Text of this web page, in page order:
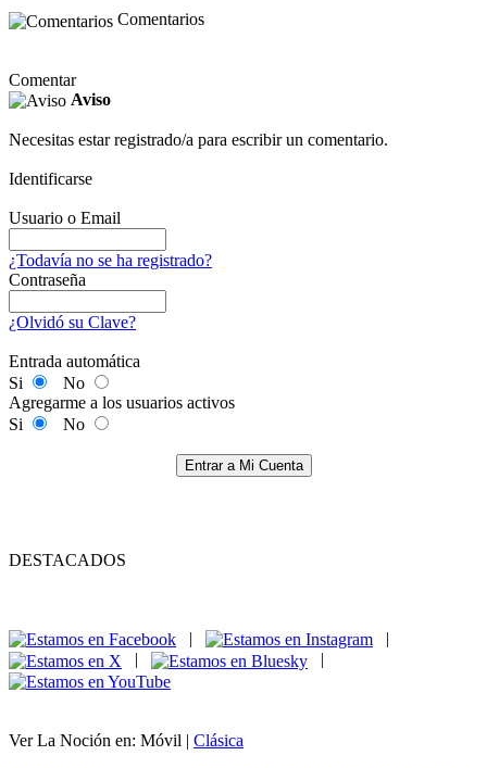
Comentarios
Comentar
Aviso
Necesitas estar registrado/a para escribir un comentario.
Identificarse
Usuario o Email
¿Todavía no se ha registrado?
Contraseña
¿Olvidó su Clave?
Entrada automática
Si
No
Agregarme a los usuarios activos
Si
No
Entrar a Mi Cuenta
DESTACADOS
|
|
|
|
Ver La Noción en: Móvil | Clásica